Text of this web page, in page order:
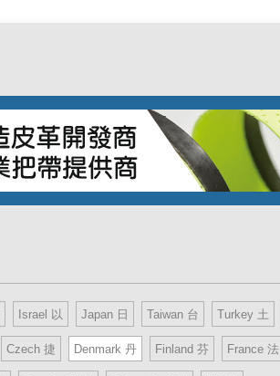
Israel 以 Japan 日 Taiwan 台 Turkey 土
Czech 捷 Denmark 丹 Finland 芬 France 法